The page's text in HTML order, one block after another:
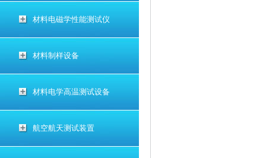
材料电磁学性能测试仪
材料制样设备
材料电学高温测试设备
航空航天测试装置